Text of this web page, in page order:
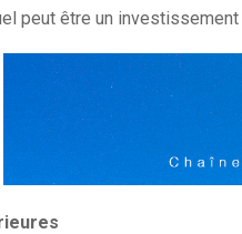
peut être un investissement